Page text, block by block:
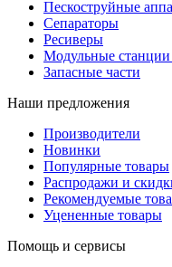
Пескоструйные
Сепараторы
Ресиверы
Модульные
Запасные части
Наши предложения
Производители
Новинки
Популярные товары
Распродажи и
Рекомендуемые
Уцененные товары
Помощь и сервисы